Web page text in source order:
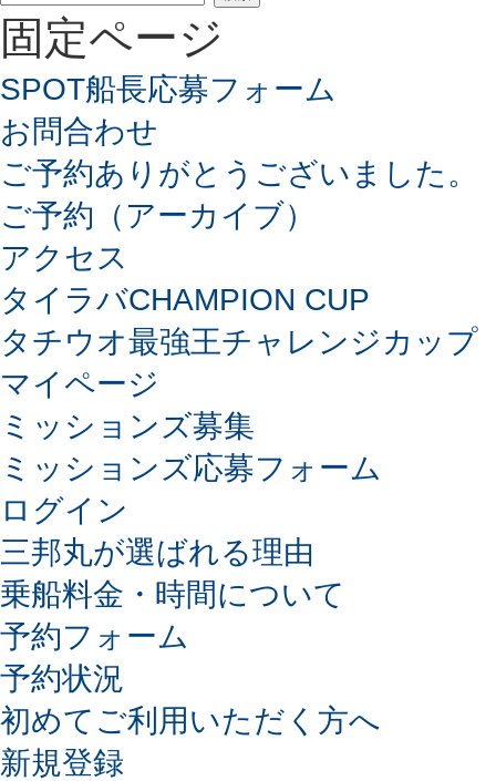
索:
固定ページ
SPOT船長応募フォーム
お問合わせ
ご予約ありがとうございました。
ご予約（アーカイブ）
アクセス
タイラバCHAMPION CUP
タチウオ最強王チャレンジカップ
マイページ
ミッションズ募集
ミッションズ応募フォーム
ログイン
三邦丸が選ばれる理由
乗船料金・時間について
予約フォーム
予約状況
初めてご利用いただく方へ
新規登録